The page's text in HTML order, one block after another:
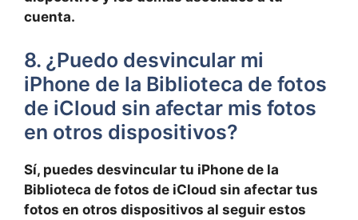
cuenta.
8. ¿Puedo desvincular mi
iPhone de ‌la Biblioteca de fotos‌
de iCloud sin ⁤afectar ⁤mis fotos
en otros dispositivos?
Sí, puedes desvincular tu iPhone de la
Biblioteca de ‌fotos de⁢ iCloud sin afectar tus
fotos‌ en otros dispositivos al seguir estos